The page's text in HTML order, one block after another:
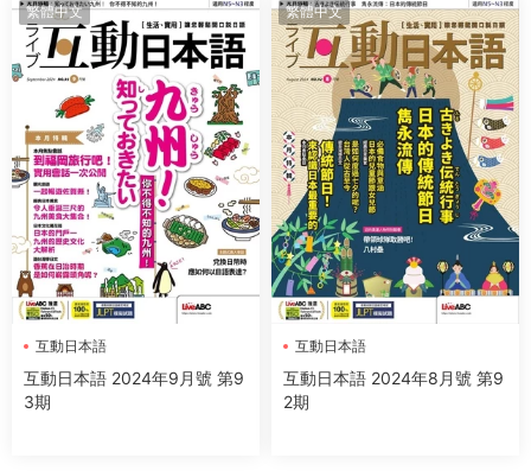
繁體中文
互動日本語
互動日本語 2024年9月號 第9
3期
繁體中文
互動日本語
互動日本語 2024年8月號 第9
2期